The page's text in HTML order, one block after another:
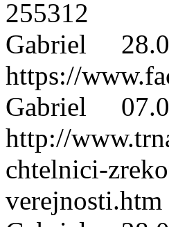
255312
Gabriel
https://
Gabriel
http://
chtelnici-
verejnosti.htm